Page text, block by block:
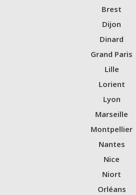
Brest
Dijon
Dinard
Grand Paris
Lille
Lorient
Lyon
Marseille
Montpellier
Nantes
Nice
Niort
Orléans